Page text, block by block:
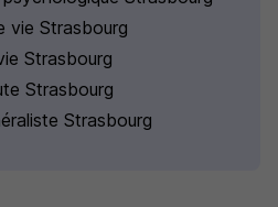
vie Strasbourg
Strasbourg
Strasbourg
Strasbourg